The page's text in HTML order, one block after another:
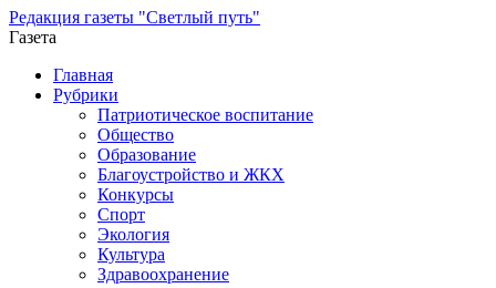
Редакция газеты "Светлый путь"
Газета
Промотать
содержимому
Главная
Рубрики
Патриотическое воспитание
Общество
Образование
Благоустройство и ЖКХ
Конкурсы
Спорт
Экология
Культура
Здравоохранение